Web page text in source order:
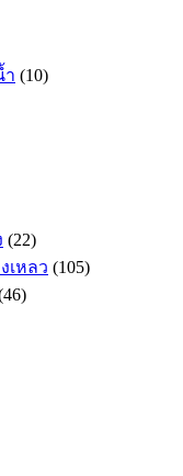
ำ (10)
(22)
เหลว (105)